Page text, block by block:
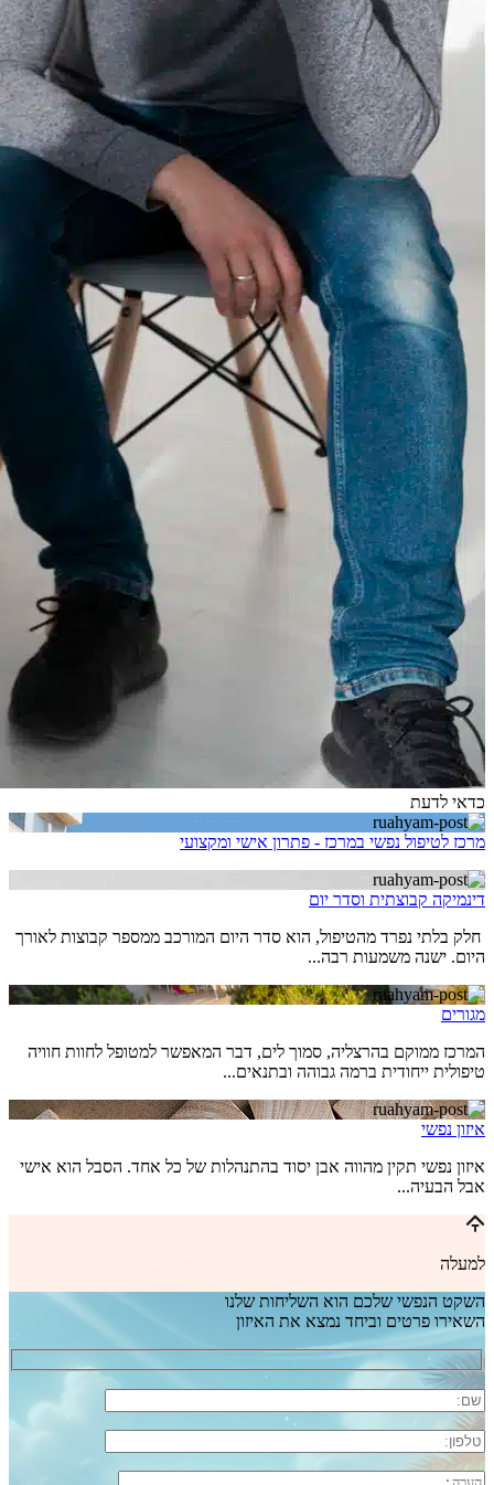
כדאי לדעת
מרכז לטיפול נפשי במרכז - פתרון אישי ומקצועי
דינמיקה קבוצתית וסדר יום
חלק בלתי נפרד מהטיפול, הוא סדר היום המורכב ממספר קבוצות לאורך
היום. ישנה משמעות רבה...
מגורים
המרכז ממוקם בהרצליה, סמוך לים, דבר המאפשר למטופל לחוות חוויה
טיפולית ייחודית ברמה גבוהה ובתנאים...
איזון נפשי
איזון נפשי תקין מהווה אבן יסוד בהתנהלות של כל אחד. הסבל הוא אישי
אבל הבעיה...
למעלה
השקט הנפשי שלכם הוא השליחות שלנו
השאירו פרטים וביחד נמצא את האיזון